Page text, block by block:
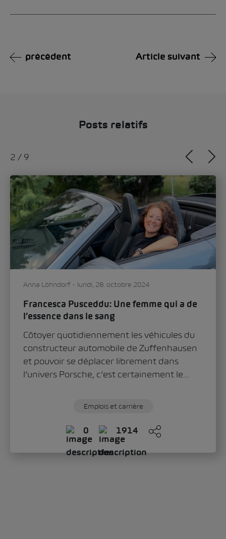
précédent Article suivant
Posts relatifs
2 / 9
Anna Löhndorf lundi, 28. octobre 2024
Francesca Pusceddu: Une femme qui a de
l’essence dans le sang
Côtoyer quotidiennement les véhicules du
constructeur automobile de Zuffenhausen
et pouvoir se déplacer librement dans
l’univers Porsche, c’est certainement le...
Emplois et carrière
0 1914